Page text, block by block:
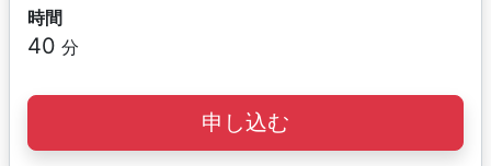
時間
40 分
申し込む